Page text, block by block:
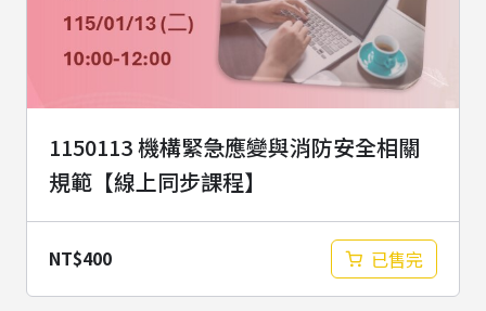
1150113 機構緊急應變與消防安全相關
規範【線上同步課程】
NT$400 已售完